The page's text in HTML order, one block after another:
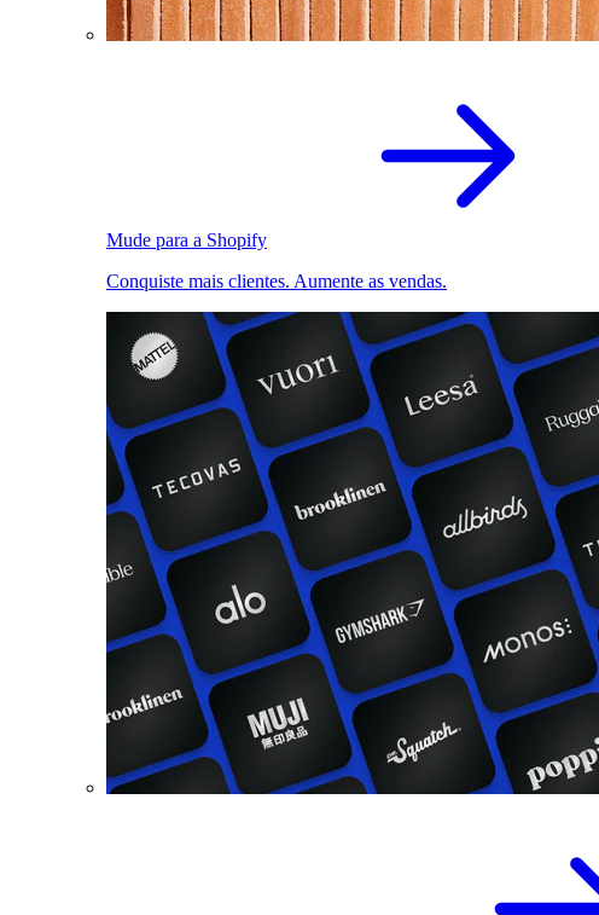
Mude para a Shopify
Conquiste mais clientes. Aumente as vendas.